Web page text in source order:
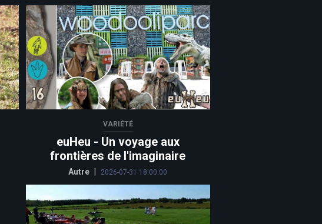
VARIÉTÉ
euHeu - Un voyage aux
frontières de l'imaginaire
Autre 2026-07-31 18:00:00